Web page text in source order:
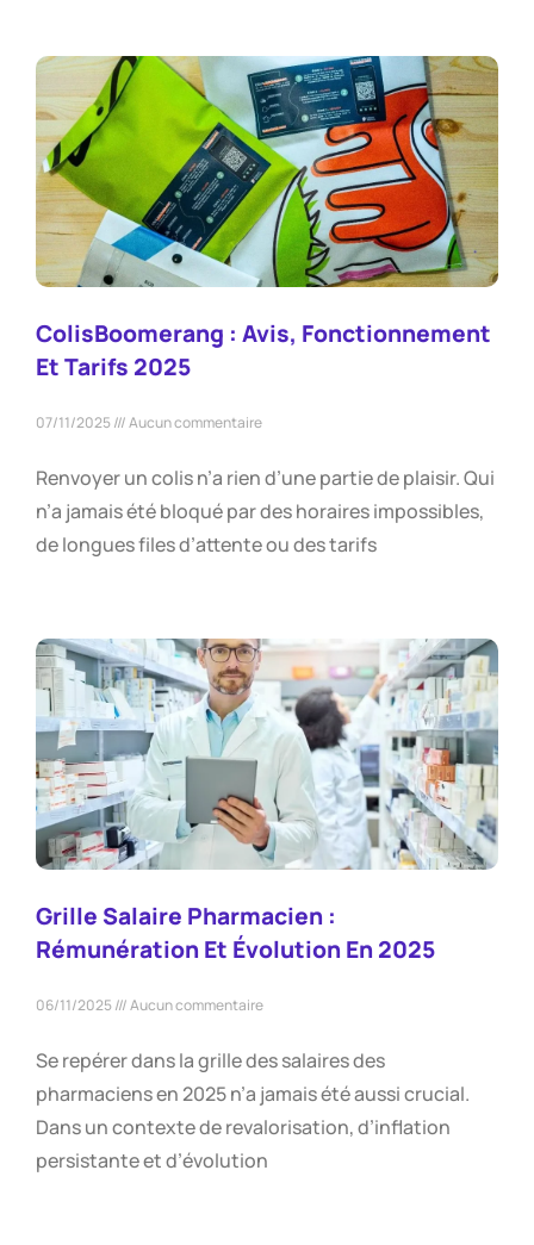
ColisBoomerang : Avis, Fonctionnement
Et Tarifs 2025
07/11/2025 Aucun commentaire
Renvoyer un colis n’a rien d’une partie de plaisir. Qui
n’a jamais été bloqué par des horaires impossibles,
de longues files d’attente ou des tarifs
Grille Salaire Pharmacien :
Rémunération Et Évolution En 2025
06/11/2025 Aucun commentaire
Se repérer dans la grille des salaires des
pharmaciens en 2025 n’a jamais été aussi crucial.
Dans un contexte de revalorisation, d’inflation
persistante et d’évolution